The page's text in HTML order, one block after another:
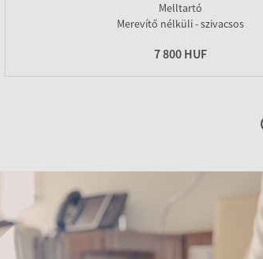
Melltartó
Merevítő nélküli - szivacsos
7 800 HUF